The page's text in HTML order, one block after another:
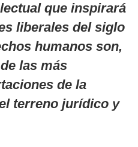
que inspirará
liberales del siglo
humanos son,
las más
de la
terreno jurídico y